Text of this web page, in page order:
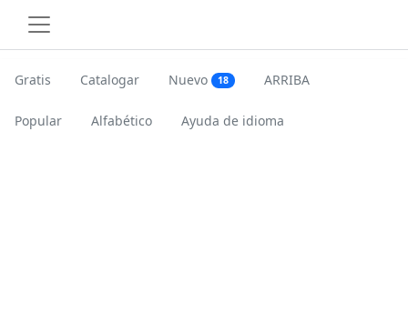
Gratis Catalogar Nuevo 18 ARRIBA
Popular Alfabético Ayuda de idioma